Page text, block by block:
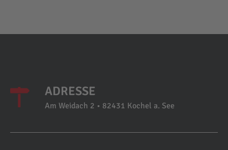
ADRESSE
Am Weidach 2 • 82431 Kochel a. See